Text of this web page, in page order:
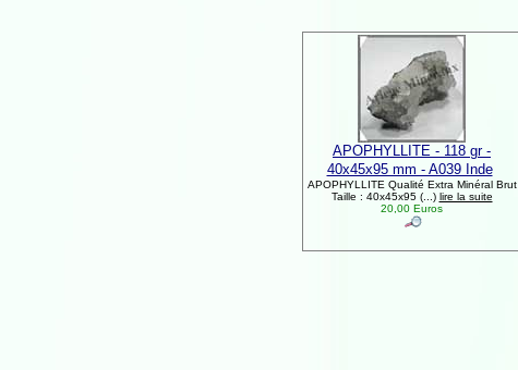
APOPHYLLITE - 118 gr -
40x45x95 mm - A039 Inde
APOPHYLLITE Qualité Extra Minéral Brut
Taille : 40x45x95 (...) lire la suite
20,00 Euros